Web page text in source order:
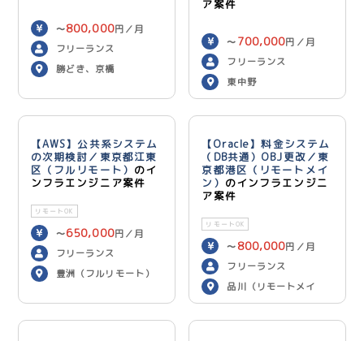
〜800,000円／月
フリーランス
勝どき、京橋
ア案件
〜 700,000円／月
フリーランス
東中野
【AWS】公共系システム
の次期検討／東京都江東
区（フルリモート） のイ
ンフラエンジニア案件
リモートOK
〜650,000円／月
フリーランス
豊洲（フルリモート）
【Oracle】料金システム
（DB共通）OBJ更改／東
京都港区（リモートメイ
ン） のインフラエンジニ
ア案件
リモートOK
〜 800,000円／月
フリーランス
品川（リモートメイ
ン）